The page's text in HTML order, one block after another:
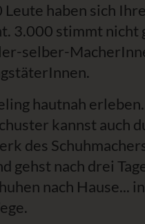
Leute haben sich
3.000 stimmt nicht
selber-
hautnah
kannst auch
des
gehst nach drei
nach Hause...